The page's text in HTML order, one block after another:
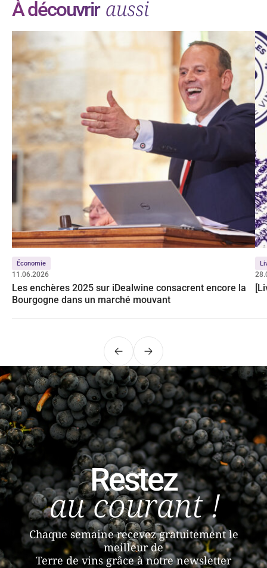
À découvrir aussi
Économie
11.06.2026
Les enchères 2025 sur iDealwine consacrent encore la
Bourgogne dans un marché mouvant
PrécédentSuivant
Restez
au courant !
Chaque semaine recevez gratuitement le
meilleur de
Terre de vins grâce à notre newsletter